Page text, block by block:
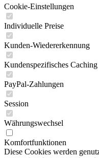
Cookie-Einstellungen
Individuelle Preise
Kunden-Wiedererkennung
Kundenspezifisches Caching
PayPal-Zahlungen
Session
Währungswechsel
Komfortfunktionen
Diese Cookies werden